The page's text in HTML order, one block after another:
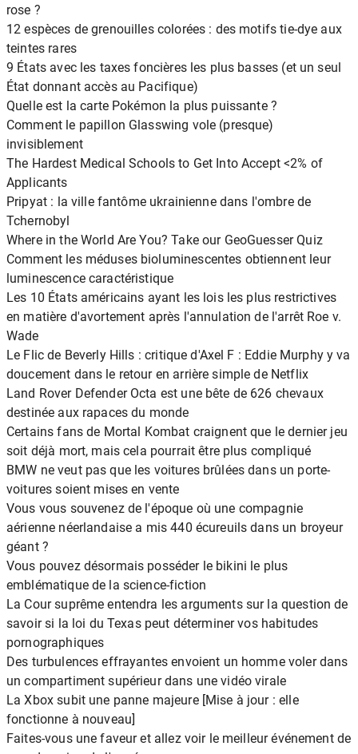
rose ?
12 espèces de grenouilles colorées : des motifs tie-dye aux
teintes rares
9 États avec les taxes foncières les plus basses (et un seul
État donnant accès au Pacifique)
Quelle est la carte Pokémon la plus puissante ?
Comment le papillon Glasswing vole (presque)
invisiblement
The Hardest Medical Schools to Get Into Accept <2% of
Applicants
Pripyat : la ville fantôme ukrainienne dans l'ombre de
Tchernobyl
Where in the World Are You? Take our GeoGuesser Quiz
Comment les méduses bioluminescentes obtiennent leur
luminescence caractéristique
Les 10 États américains ayant les lois les plus restrictives
en matière d'avortement après l'annulation de l'arrêt Roe v.
Wade
Le Flic de Beverly Hills : critique d'Axel F : Eddie Murphy y va
doucement dans le retour en arrière simple de Netflix
Land Rover Defender Octa est une bête de 626 chevaux
destinée aux rapaces du monde
Certains fans de Mortal Kombat craignent que le dernier jeu
soit déjà mort, mais cela pourrait être plus compliqué
BMW ne veut pas que les voitures brûlées dans un porte-
voitures soient mises en vente
Vous vous souvenez de l'époque où une compagnie
aérienne néerlandaise a mis 440 écureuils dans un broyeur
géant ?
Vous pouvez désormais posséder le bikini le plus
emblématique de la science-fiction
La Cour suprême entendra les arguments sur la question de
savoir si la loi du Texas peut déterminer vos habitudes
pornographiques
Des turbulences effrayantes envoient un homme voler dans
un compartiment supérieur dans une vidéo virale
La Xbox subit une panne majeure [Mise à jour : elle
fonctionne à nouveau]
Faites-vous une faveur et allez voir le meilleur événement de